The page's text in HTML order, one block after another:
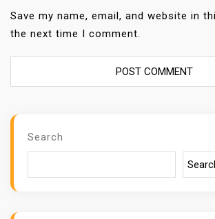
Save my name, email, and website in
the next time I comment.
Search